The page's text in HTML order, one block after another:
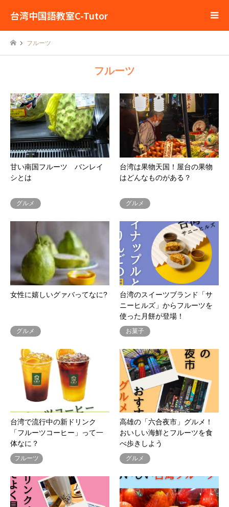
台湾中国語教室C-Tutor
フルーツ
フルーツ
甘い南国フルーツ バンレイ
シとは
グルメ
台湾は果物天国！屋台の果物
はどんなものがある？
グルメ
女性に嬉しいグァバってなに?
グルメ
台湾のスイーツブランド「サ
ニーヒルズ」からフルーツを
使った月餅が登場！
お菓子
台湾で流行中の新ドリンク
「フルーツコーヒー」って一
体なに？
フルーツ
高雄の「六合夜市」グルメ！
おいしい海鮮とフルーツを食
べ歩きしよう
グルメ